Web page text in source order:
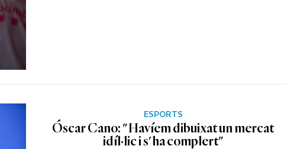
ESPORTS
Óscar Cano: "Havíem dibuixat un mercat
idíl·lic i s'ha complert"